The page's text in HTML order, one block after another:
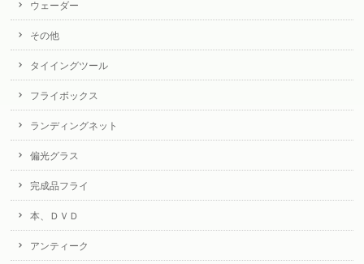
ウェーダー
その他
タイイングツール
フライボックス
ランディングネット
偏光グラス
完成品フライ
本、ＤＶＤ
アンティーク